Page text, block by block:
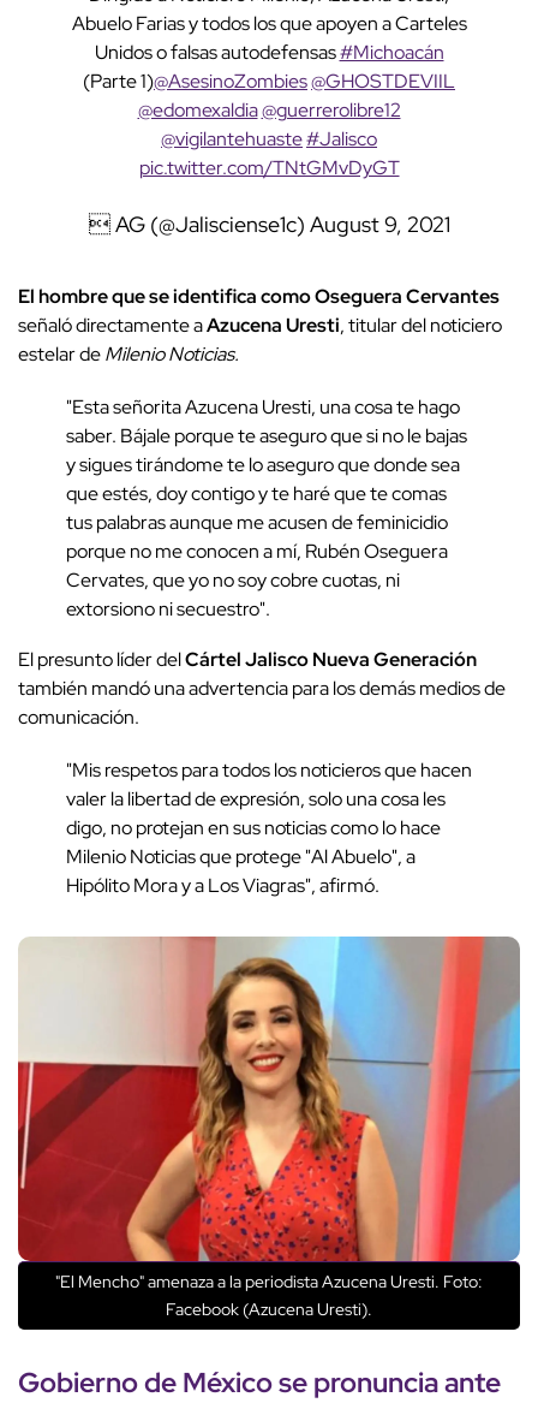
Abuelo Farias y todos los que apoyen a Carteles
Unidos o falsas autodefensas#Michoacán
(Parte 1)@AsesinoZombies@GHOSTDEVIIL
@edomexaldia@guerrerolibre12
@vigilantehuaste#Jalisco
pic.twitter.com/TNtGMvDyGT
 AG (@Jalisciense1c) August 9, 2021
El hombre que se identifica como Oseguera Cervantes
señaló directamente aAzucena Uresti, titular del noticiero
estelar deMilenio Noticias.
"Esta señorita Azucena Uresti, una cosa te hago
saber. Bájale porque te aseguro que si no le bajas
y sigues tirándome te lo aseguro que donde sea
que estés, doy contigo y te haré que te comas
tus palabras aunque me acusen de feminicidio
porque no me conocen a mí, Rubén Oseguera
Cervates, que yo no soy cobre cuotas, ni
extorsiono ni secuestro".
El presunto líder delCártel Jalisco Nueva Generación
también mandó una advertencia para los demás medios de
comunicación.
"Mis respetos para todos los noticieros que hacen
valer la libertad de expresión, solo una cosa les
digo, no protejan en sus noticias como lo hace
Milenio Noticias que protege "Al Abuelo", a
Hipólito Mora y a Los Viagras", afirmó.
"El Mencho" amenaza a la periodista Azucena Uresti. Foto:
Facebook (Azucena Uresti).
Gobierno de México se pronuncia ante